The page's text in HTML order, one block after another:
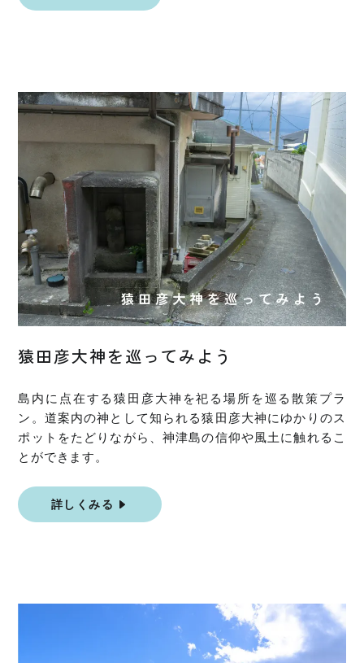
猿田彦大神を巡ってみよう
島内に点在する猿田彦大神を祀る場所を巡る散策プラ
ン。道案内の神として知られる猿田彦大神にゆかりのス
ポットをたどりながら、神津島の信仰や風土に触れるこ
とができます。
詳しくみる